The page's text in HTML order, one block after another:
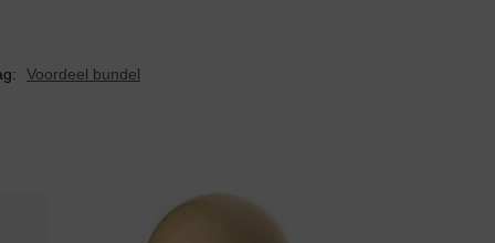
Voordeel bundel